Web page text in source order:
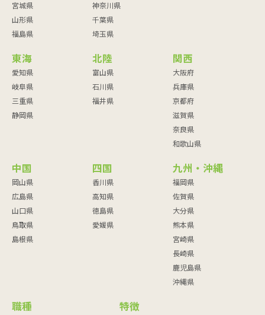
宮城県
山形県
福島県
神奈川県
千葉県
埼玉県
東海
愛知県
岐阜県
三重県
静岡県
北陸
富山県
石川県
福井県
関西
大阪府
兵庫県
京都府
滋賀県
奈良県
和歌山県
中国
岡山県
広島県
山口県
鳥取県
島根県
四国
香川県
高知県
徳島県
愛媛県
九州・沖縄
福岡県
佐賀県
大分県
熊本県
宮崎県
長崎県
鹿児島県
沖縄県
職種 特徴